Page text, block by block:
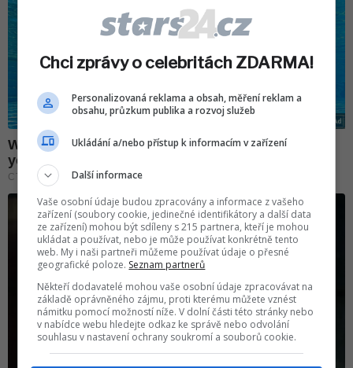
Chci zprávy o celebritách ZDARMA!
Personalizovaná reklama a obsah, měření reklam a
obsahu, průzkum publika a rozvoj služeb
Ukládání a/nebo přístup k informacím v zařízení
Další informace
Vaše osobní údaje budou zpracovány a informace z vašeho
zařízení (soubory cookie, jedinečné identifikátory a další data
ze zařízení) mohou být sdíleny s 215 partnera, kteří je mohou
ukládat a používat, nebo je může používat konkrétně tento
web. My i naši partneři můžeme používat údaje o přesné
geografické poloze. Seznam partnerů
Někteří dodavatelé mohou vaše osobní údaje zpracovávat na
základě oprávněného zájmu, proti kterému můžete vznést
námitku pomocí možností níže. V dolní části této stránky nebo
v nabídce webu hledejte odkaz ke správě nebo odvolání
souhlasu v nastavení ochrany soukromí a souborů cookie.